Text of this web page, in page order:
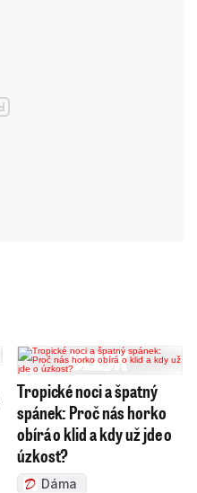
Tropické noci a špatný
spánek: Proč nás horko
obírá o klid a kdy už jde o
úzkost?
Dáma